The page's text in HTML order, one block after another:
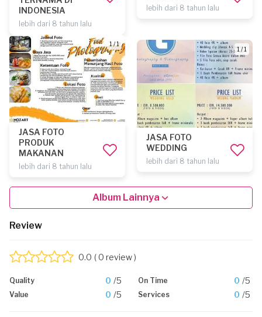
INDONESIA
lebih dari 8 tahun lalu
lebih dari 8 tahun lalu
1 / 1
JASA FOTO
PRODUK
MAKANAN
lebih dari 8 tahun lalu
1 / 1
JASA FOTO
WEDDING
lebih dari 8 tahun lalu
Album Lainnya
Review
0.0 ( 0 review )
Quality 0 /5 On Time 0 /5
Value 0 /5 Services 0 /5